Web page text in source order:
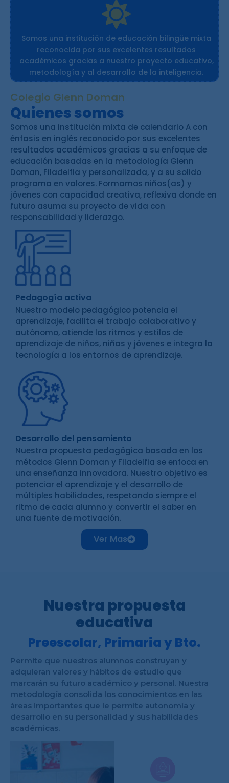
Somos una institución de educación bilingüe mixta
reconocida por sus excelentes resultados
académicos gracias a nuestro proyecto educativo,
metodología y al desarrollo de la inteligencia.
Colegio Glenn Doman
Quienes somos
Somos una institución mixta de calendario A con
énfasis en inglés reconocido por sus excelentes
resultados académicos gracias a su enfoque de
educación basadas en la metodología Glenn
Doman, Filadelfia y personalizada, y a su solido
programa en valores. Formamos niños(as) y
jóvenes con capacidad creativa, reflexiva donde en
futuro asuma su proyecto de vida con
responsabilidad y liderazgo.
Pedagogía activa
Nuestro modelo pedagógico potencia el
aprendizaje, facilita el trabajo colaborativo y
autónomo, atiende los ritmos y estilos de
aprendizaje de niños, niñas y jóvenes e integra la
tecnología a los entornos de aprendizaje.
Desarrollo del pensamiento
Nuestra propuesta pedagógica basada en los
métodos Glenn Doman y Filadelfia se enfoca en
una enseñanza innovadora. Nuestro objetivo es
potenciar el aprendizaje y el desarrollo de
múltiples habilidades, respetando siempre el
ritmo de cada alumno y convertir el saber en
una fuente de motivación.
Ver Mas
Nuestra propuesta
educativa
Preescolar, Primaria y Bto.
Permite que nuestros alumnos construyan y
adquieran valores y hábitos de estudio que
marcarán su futuro académico y personal. Nuestra
metodología consolida los conocimientos en las
áreas importantes que le permite autonomía y
desarrollo en su personalidad y sus habilidades
académicas.